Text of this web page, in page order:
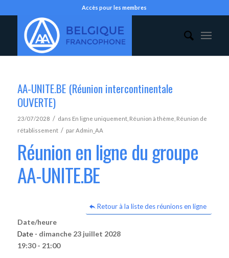
Accès pour les membres
AA-UNITE.BE (Réunion intercontinentale
OUVERTE)
23/07/2028 / dans En ligne uniquement, Réunion à thème Réunion de
rétablissement / parAdmin_AA
Réunion en ligne du groupe
AA-UNITE.BE
Retour à la liste des réunions en ligne
Date/heure
Date - dimanche 23 juillet 2028
19:30 - 21:00